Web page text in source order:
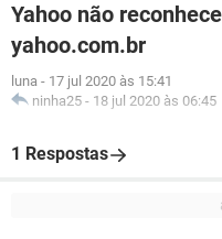
Yahoo não
yahoo.com.br
luna - 17 jul 2020 às 15:41
ninha25 - 18 jul 2020 às 06:45
1 Respostas